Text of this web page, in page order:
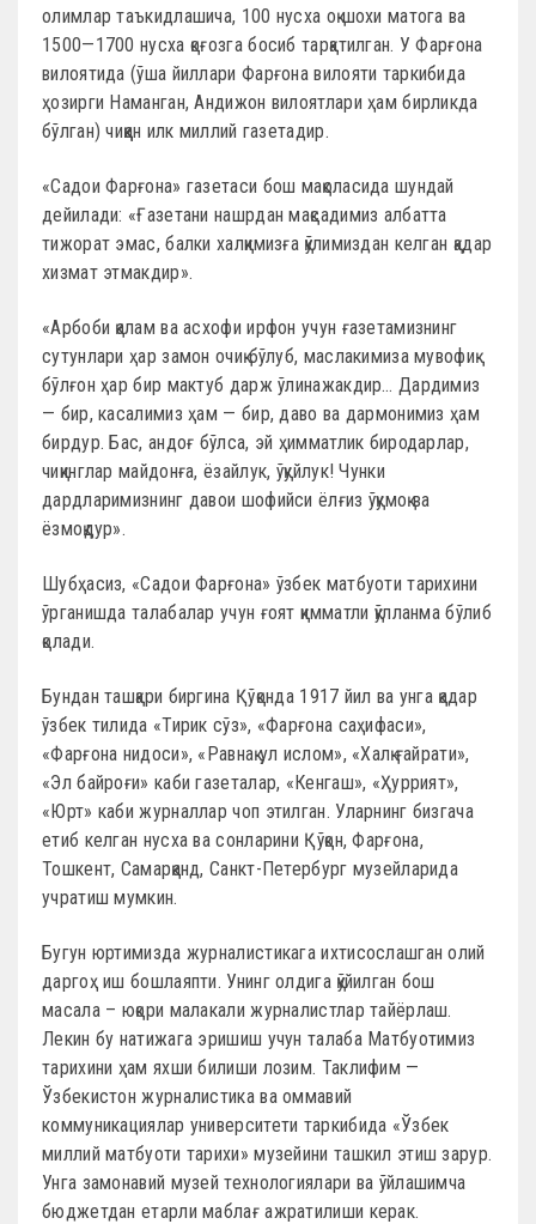
олимлар таъкидлашича, 100 нусха оқ шохи матога ва
1500—1700 нусха қоғозга босиб тарқатилган. У Фарғона
вилоятида (ўша йиллари Фарғона вилояти таркибида
ҳозирги Наманган, Андижон вилоятлари ҳам бирликда
бўлган) чиққан илк миллий газетадир.
«Садои Фарғона» газетаси бош мақоласида шундай
дейилади: «Ғазетани нашрдан мақсадимиз албатта
тижорат эмас, балки халқимизға қўлимиздан келган қадар
хизмат этмакдир».
«Арбоби қалам ва асхофи ирфон учун ғазетамизнинг
сутунлари ҳар замон очиқ бўлуб, маслакимиза мувофиқ
бўлғон ҳар бир мактуб дарж ўлинажакдир… Дардимиз
— бир, касалимиз ҳам — бир, даво ва дармонимиз ҳам
бирдур. Бас, андоғ бўлса, эй ҳимматлик биродарлар,
чиқинглар майдонға, ёзайлук, ўқуйлук! Чунки
дардларимизнинг давои шофийси ёлғиз ўқумоқ ва
ёзмоқдур».
Шубҳасиз, «Садои Фарғона» ўзбек матбуоти тарихини
ўрганишда талабалар учун ғоят қимматли қўлланма бўлиб
қолади.
Бундан ташқари биргина Қўқонда 1917 йил ва унга қадар
ўзбек тилида «Тирик сўз», «Фарғона саҳифаси»,
«Фарғона нидоси», «Равнақ ул ислом», «Халқ ғайрати»,
«Эл байроғи» каби газеталар, «Кенгаш», «Ҳуррият»,
«Юрт» каби журналлар чоп этилган. Уларнинг бизгача
етиб келган нусха ва сонларини Қўқон, Фарғона,
Тошкент, Самарқанд, Санкт-Петербург музейларида
учратиш мумкин.
Бугун юртимизда журналистикага ихтисослашган олий
даргоҳ иш бошлаяпти. Унинг олдига қўйилган бош
масала – юқори малакали журналистлар тайёрлаш.
Лекин бу натижага эришиш учун талаба Матбуотимиз
тарихини ҳам яхши билиши лозим. Таклифим —
Ўзбекистон журналистика ва оммавий
коммуникациялар университети таркибида «Ўзбек
миллий матбуоти тарихи» музейини ташкил этиш зарур.
Унга замонавий музей технологиялари ва ўйлашимча
бюджетдан етарли маблағ ажратилиши керак.